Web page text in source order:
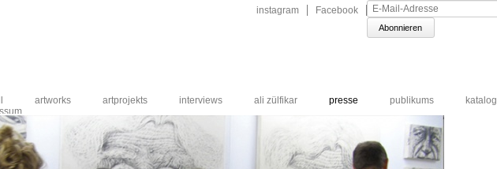
E-
Mail-
Adresse
Navigation
instagram Facebook
artworks artprojekts interviews ali zülfikar presse publikums
katalog